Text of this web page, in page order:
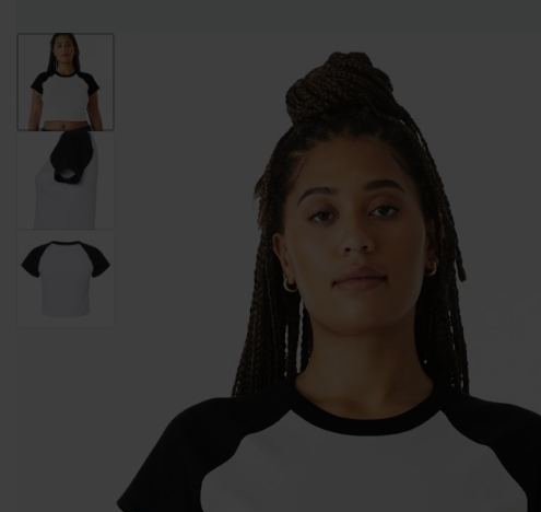
Entregas Inmediatas Para Impresión de Pedidos al detalle en GAM!
HOMBRES NIÑOS
CUELLO
REDONDO
CAMISETAS
DE
TIRANTES
CAMISETAS
CAMISETAS
CUELLO V
CAMISETAS
TIPO POLO
CAMISETAS
DE
TIRANTES
CAMISETAS
MANGA